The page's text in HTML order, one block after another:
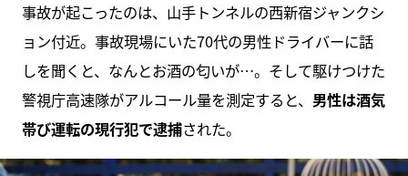
事故が起こったのは、山手トンネルの西新宿ジャンクシ
ョン付近。事故現場にいた70代の男性ドライバーに話
しを聞くと、なんとお酒の匂いが…。そして駆けつけた
警視庁高速隊がアルコール量を測定すると、 男性は酒気
帯び運転の現行犯で逮捕された。